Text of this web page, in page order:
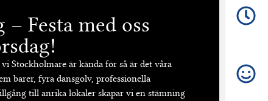
– Festa med oss
Stockholmare är kända för så är det våra
barer, fyra dansgolv, professionella
till anrika lokaler skapar vi en stämning